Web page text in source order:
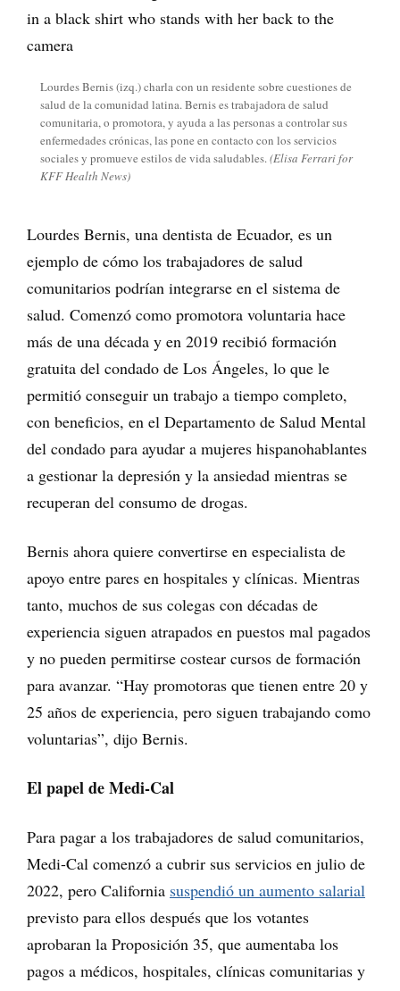
Lourdes Bernis (izq.) charla con un residente sobre cuestiones de
salud de la comunidad latina. Bernis es trabajadora de salud
comunitaria, o promotora, y ayuda a las personas a controlar sus
enfermedades crónicas, las pone en contacto con los servicios
sociales y promueve estilos de vida saludables.(Elisa Ferrari for
KFF Health News)
Lourdes Bernis, una dentista de Ecuador, es un
ejemplo de cómo los trabajadores de salud
comunitarios podrían integrarse en el sistema de
salud. Comenzó como promotora voluntaria hace
más de una década y en 2019 recibió formación
gratuita del condado de Los Ángeles, lo que le
permitió conseguir un trabajo a tiempo completo,
con beneficios, en el Departamento de Salud Mental
del condado para ayudar a mujeres hispanohablantes
a gestionar la depresión y la ansiedad mientras se
recuperan del consumo de drogas.
Bernis ahora quiere convertirse en especialista de
apoyo entre pares en hospitales y clínicas. Mientras
tanto, muchos de sus colegas con décadas de
experiencia siguen atrapados en puestos mal pagados
y no pueden permitirse costear cursos de formación
para avanzar. “Hay promotoras que tienen entre 20 y
25 años de experiencia, pero siguen trabajando como
voluntarias”, dijo Bernis.
El papel de Medi-Cal
Para pagar a los trabajadores de salud comunitarios,
Medi-Cal comenzó a cubrir sus servicios en julio de
2022, pero California suspendió un aumento salarial
previsto para ellos después que los votantes
aprobaran la Proposición 35, que aumentaba los
pagos a médicos, hospitales, clínicas comunitarias y